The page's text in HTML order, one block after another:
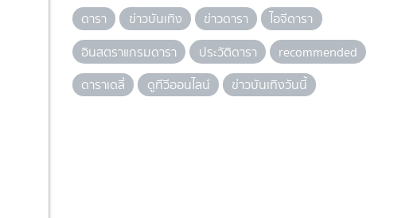
ดารา ข่าวบันเทิง ข่าวดารา
ไอจีดารา
อินสตราแกรมดารา
ประวัติดารา
recommended
ดาราเดลี่
ดูทีวีออนไลน์ ข่าวบันเทิงวันนี้